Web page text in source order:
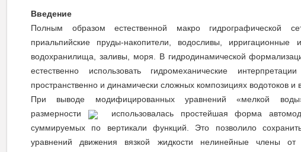
Введение
Полным образом естественной макро гидрографической
приальпийские пруды-накопители, водосливы,
водохранилища, заливы, моря. В гидродинамической
естественно использовать гидромеханические
пространственно и динамически сложных композициях водотоков и
При выводе модифицированных уравнений «мелкой воды»
размерности
использовалась простейшая форма
суммируемых по вертикали функций. Это позволило
уравнений движения вязкой жидкости нелинейные члены от